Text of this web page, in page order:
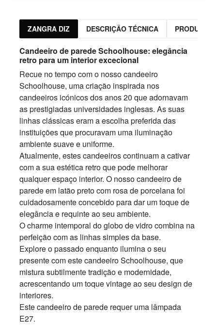
ZANGRA DIZ DESCRIÇÃO TÉCNICA PRODUTOS
Candeeiro de parede Schoolhouse: elegância
retro para um interior excecional
Recue no tempo com o nosso candeeiro
Schoolhouse, uma criação inspirada nos
candeeiros icónicos dos anos 20 que adornavam
as prestigiadas universidades inglesas. As suas
linhas clássicas eram a escolha preferida das
instituições que procuravam uma iluminação
ambiente suave e uniforme.
Atualmente, estes candeeiros continuam a cativar
com a sua estética retro que pode melhorar
qualquer espaço interior. O nosso candeeiro de
parede em latão preto com rosa de porcelana foi
cuidadosamente concebido para dar um toque de
elegância e requinte ao seu ambiente.
O charme intemporal do globo de vidro combina na
perfeição com as linhas simples da base.
Explore o passado enquanto ilumina o seu
presente com este candeeiro Schoolhouse, que
mistura subtilmente tradição e modernidade,
acrescentando um toque vintage ao seu design de
interiores.
Este candeeiro de parede requer uma lâmpada
E27.